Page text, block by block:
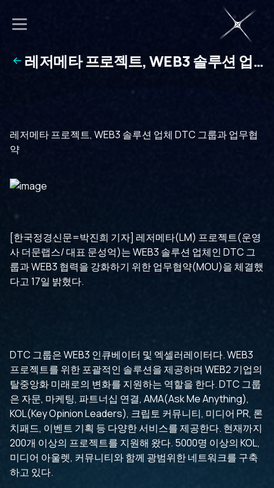
레저메타 프로젝트, WEB3 솔루션 업
레저메타 프로젝트, WEB3 솔루션 업체 DTC 그룹과 업무협
약
[한국정경신문=박진희 기자] 레저메타(LM) 프로젝트(운영
사 더문랩스/ 대표 문성억)는 WEB3 솔루션 업체인 DTC 그
룹과 WEB3 협력을 강화하기 위한 업무협약(MOU)을 체결했
다고 17일 밝혔다.
DTC 그룹은 WEB3 인큐베이터 및 엑셀러레이터다. WEB3
프로젝트를 위한 포괄적인 솔루션을 제공하며 WEB2 기업의
탈중앙화 미래로의 변화를 지원하는 역할을 한다. DTC 그룹
은 자문, 마케팅, 파트너십 연결, AMA(Ask Me Anything),
KOL(Key Opinion Leaders), 크립토 커뮤니티, 미디어 PR, 론
치패드, 이벤트 기획 등 다양한 서비스를 제공한다. 현재까지
200개 이상의 프로젝트를 지원해 왔다. 5000명 이상의 KOL,
미디어 아울렛, 커뮤니티와 함께 광범위한 네트워크를 구축
하고 있다.